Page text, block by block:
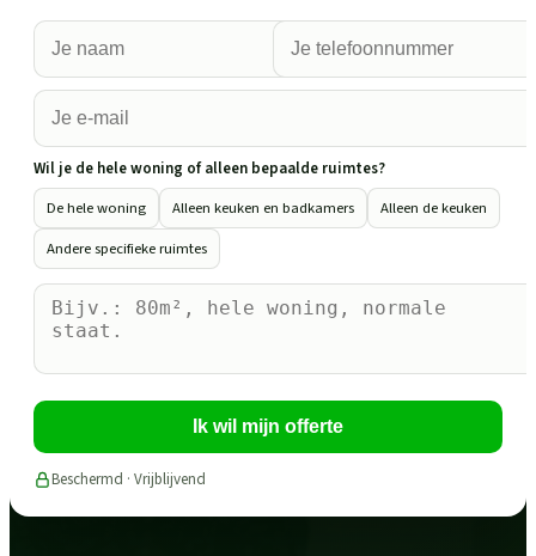
Wil je de hele woning of alleen bepaalde ruimtes?
De hele woning
Alleen keuken en badkamers
Alleen de keuken
Andere specifieke ruimtes
Ik wil mijn offerte
Beschermd · Vrijblijvend